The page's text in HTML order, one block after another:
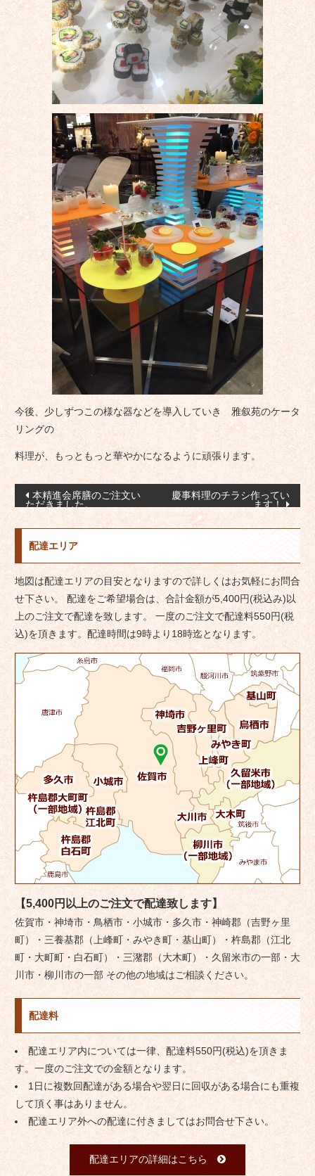
今後、少しずつこの様な器などを導入していき 雅叙苑のケータ
リングの
料理が、もっともっと華やかになるように頑張ります。
投
稿
ナ
ビ
ゲ
ー
シ
ョ
ン
本精進会席膳のご注文い
ただきました。
慶事料理のチラシ作ってい
ます！
配達エリア
地図は配達エリアの目安となりますので詳しくはお気軽にお問合
せ下さい。 配達をご希望場合は、合計金額が5,400円(税込み)以
上のご注文で配達を致します。 一度のご注文で配達料550円(税
込)を頂きます。配達時間は9時より18時迄となります。
【5,400円以上のご注文で配達致します】
佐賀市・神埼市・鳥栖市・小城市・多久市・神崎郡（吉野ヶ里
町）・三養基郡（上峰町・みやき町・基山町）・杵島郡（江北
町・大町町・白石町）・三潴郡（大木町）・久留米市の一部・大
川市・柳川市の一部 その他の地域はご相談ください。
配達料
配達エリア内については一律、配達料550円(税込)を頂きま
す。一度のご注文での金額となります。
1日に複数回配達がある場合や翌日に回収がある場合にも重複
して頂く事はありません。
配達エリア外への配達に付きましてはお問合せ下さい。
配達エリアの詳細はこちら